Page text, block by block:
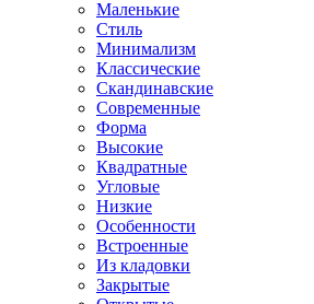
Маленькие
Стиль
Минимализм
Классические
Скандинавские
Современные
Форма
Высокие
Квадратные
Угловые
Низкие
Особенности
Встроенные
Из кладовки
Закрытые